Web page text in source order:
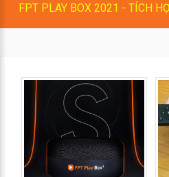
FPT PLAY BOX 2021 - TÍCH